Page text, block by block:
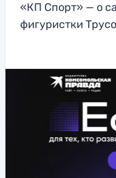
«КП Спорт» — о
фигуристки